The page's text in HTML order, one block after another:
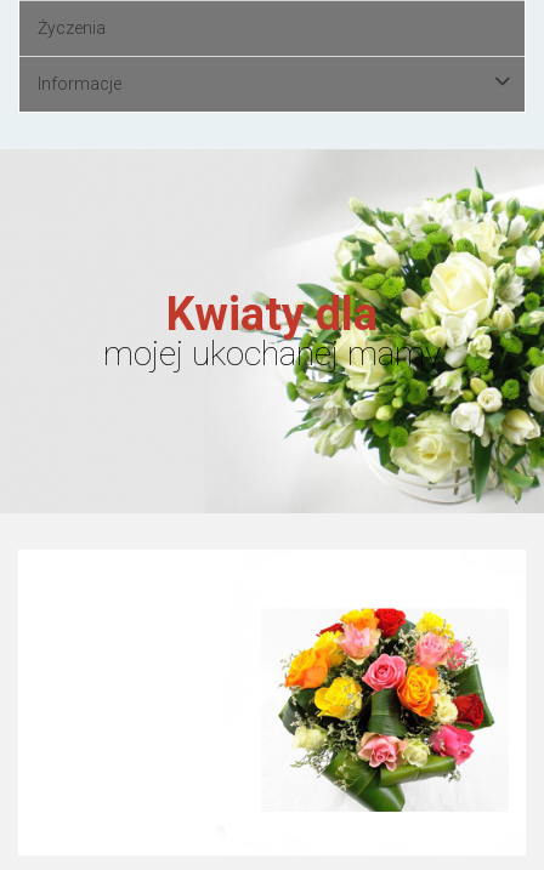
Życzenia
Informacje
Kwiaty dla
mojej ukochanej mamy